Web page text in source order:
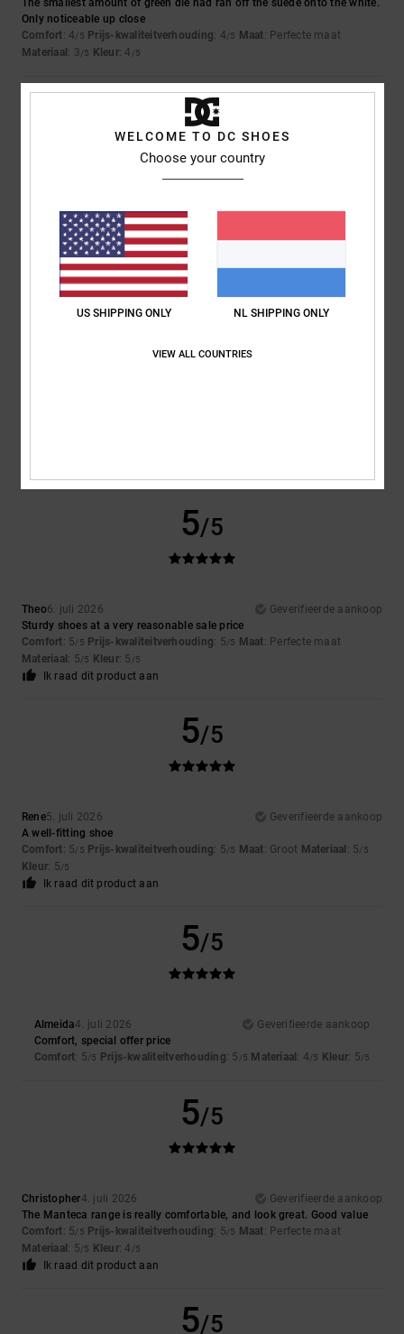
The smallest amount of green die had ran off the suede onto the white.
Only noticeable up close
Comfort: 4/5 Prijs-kwaliteitverhouding: 4/5 Maat: Perfecte maat
Materiaal : 3/5 Kleur: 4 /5
5/5
Mooie schoenen
Comfort: 4/5 Prijs-kwaliteitverhouding
Materiaal: 5/5 Kleur: 5/5
Ik raad dit product aan
5/5
Theo6. juli 2026
Geverifieerde aankoop
Sturdy shoes at a very reasonable sale price
Comfort: 5/5 Prijs-kwaliteitverhouding: 5/5 Maat: Perfecte maat
Materiaal : 5/5 Kleur: 5 /5
Ik raad dit product aan
5/5
Rene5. juli 2026
Geverifieerde aankoop
A well-fitting shoe
Comfort: 5/5 Prijs-kwaliteitverhouding: 5/5 Maat: Groot Materiaal : 5/5
Kleur: 5/5
Ik raad dit product aan
5/5
Almeida4. juli 2026
Geverifieerde aankoop
Comfort, special offer price
Comfort: 5/5 Prijs-kwaliteitverhouding: 5 /5 Materiaal : 4/5 Kleur: 5/5
5/5
Christopher4. juli 2026
Geverifieerde aankoop
The Manteca range is really comfortable, and look great. Good value
Comfort: 5/5 Prijs-kwaliteitverhouding: 5/5 Maat: Perfecte maat
Materiaal : 5/5 Kleur: 4 /5
Ik raad dit product aan
5/5
WELCOME TO DC SHOES
Choose your country
US SHIPPING ONLY NL SHIPPING ONLY
VIEW ALL COUNTRIES